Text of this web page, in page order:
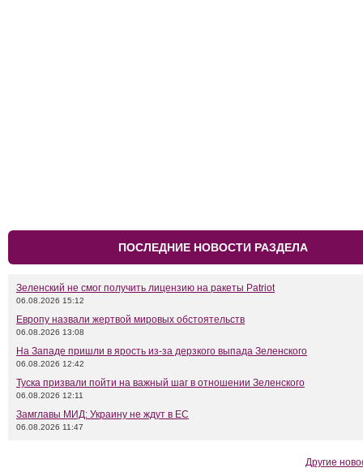
ПОСЛЕДНИЕ НОВОСТИ РАЗДЕЛА
Зеленский не смог получить лицензию на ракеты Patriot
06.08.2026 15:12
Европу назвали жертвой мировых обстоятельств
06.08.2026 13:08
На Западе пришли в ярость из-за дерзкого выпада Зеленского
06.08.2026 12:42
Туска призвали пойти на важный шаг в отношении Зеленского
06.08.2026 12:11
Замглавы МИД: Украину не ждут в ЕС
06.08.2026 11:47
Другие